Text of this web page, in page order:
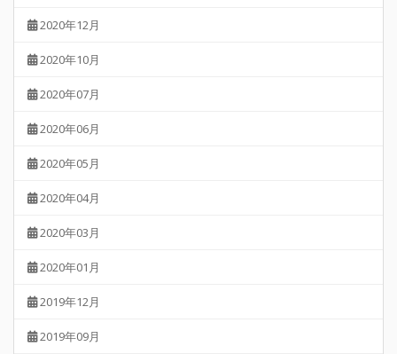
2020年12月
2020年10月
2020年07月
2020年06月
2020年05月
2020年04月
2020年03月
2020年01月
2019年12月
2019年09月